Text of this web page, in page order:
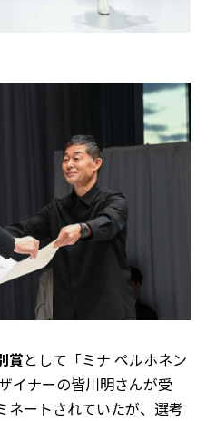
賞として「ミナ ペルホネン
イナーの皆川明さんが受
ネートされていたが、選考